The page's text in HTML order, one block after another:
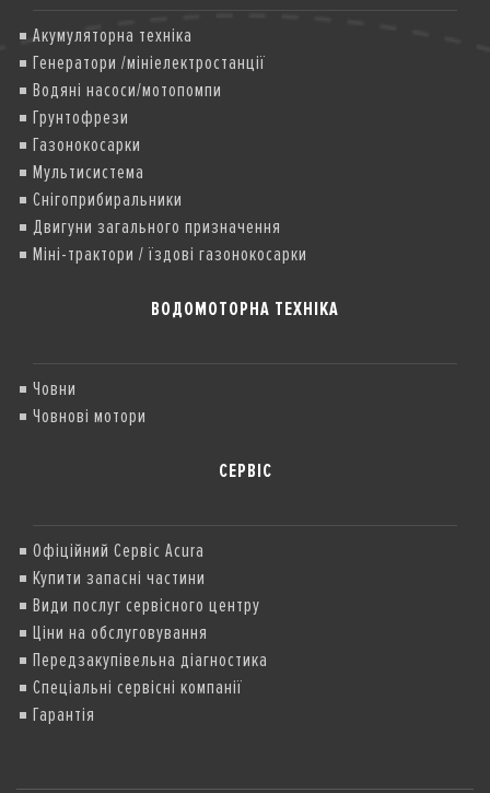
Акумуляторна техніка
Генератори /мініелектростанції
Водяні насоси/мотопомпи
Грунтофрези
Газонокосарки
Мультисистема
Снігоприбиральники
Двигуни загального призначення
Міні-трактори / їздові газонокосарки
ВОДОМОТОРНА ТЕХНІКА
Човни
Човнові мотори
СЕРВІС
Офіційний Сервіс Acura
Купити запасні частини
Види послуг сервісного центру
Ціни на обслуговування
Передзакупівельна діагностика
Спеціальні сервісні компанії
Гарантія